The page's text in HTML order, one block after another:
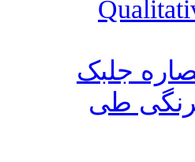
جلبک
طی